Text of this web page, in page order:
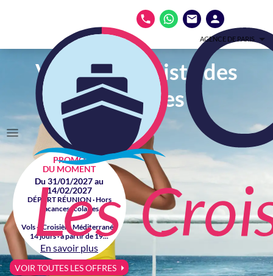
AGENCE DE PARIS
Votre spécialiste des
croisières
PROMO
DU MOMENT
Du 31/01/2027 au
14/02/2027
DÉPART RÉUNION · Hors
vacances scolaires
Vols + Croisière Méditerranée
14 jours · à partir de 19...
En savoir plus
VOIR TOUTES LES OFFRES